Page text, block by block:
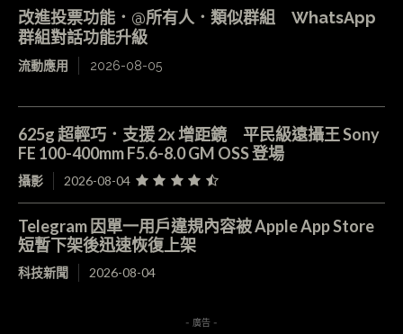
改進投票功能．@所有人．類似群組 WhatsApp
群組對話功能升級
流動應用 2026-08-05
625g 超輕巧．支援 2x 增距鏡 平民級遠攝王 Sony
FE 100-400mm F5.6-8.0 GM OSS 登場
攝影 2026-08-04
Telegram 因單一用戶違規內容被 Apple App Store
短暫下架後迅速恢復上架
科技新聞 2026-08-04
- 廣告 -